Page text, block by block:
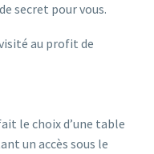
secret pour vous.
au profit de
le choix d’une table
un accès sous le